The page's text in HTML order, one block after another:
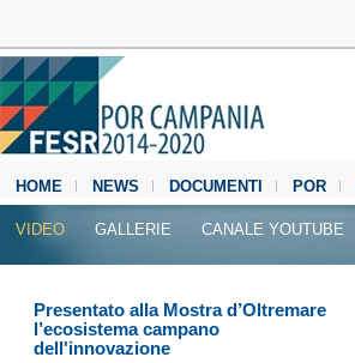
HOME NEWS DOCUMENTI POR
MEDIA CENTER
VIDEO GALLERIE CANALE YOUTUBE
Presentato alla Mostra d’Oltremare
l’ecosistema campano
dell'innovazione